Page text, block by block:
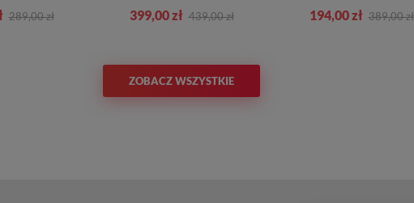
289,00 zł 399,00 zł 439,00 zł 194,00 zł 389,00 zł
ZOBACZ WSZYSTKIE